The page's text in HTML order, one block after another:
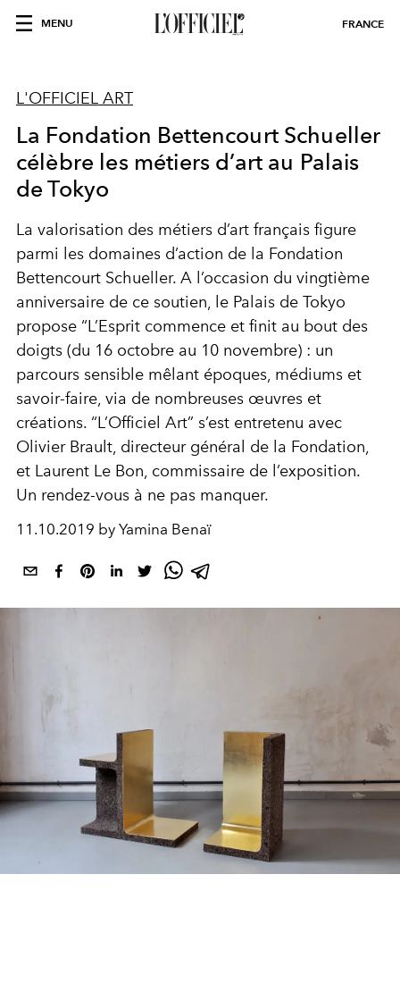
MENU FRANCE
L'OFFICIEL ART
La Fondation Bettencourt Schueller
célèbre les métiers d’art au Palais
de Tokyo
La valorisation des métiers d’art français figure
parmi les domaines d’action de la Fondation
Bettencourt Schueller. A l’occasion du vingtième
anniversaire de ce soutien, le Palais de Tokyo
propose “L’Esprit commence et finit au bout des
doigts (du 16 octobre au 10 novembre) : un
parcours sensible mêlant époques, médiums et
savoir-faire, via de nombreuses œuvres et
créations. “L’Officiel Art” s’est entretenu avec
Olivier Brault, directeur général de la Fondation,
et Laurent Le Bon, commissaire de l’exposition.
Un rendez-vous à ne pas manquer.
11.10.2019 by Yamina Benaï